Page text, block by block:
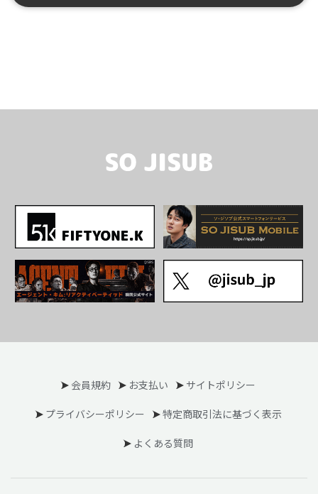
会員規約 お支払い サイトポリシー
プライバシーポリシー 特定商取引法に基づく表示
よくある質問